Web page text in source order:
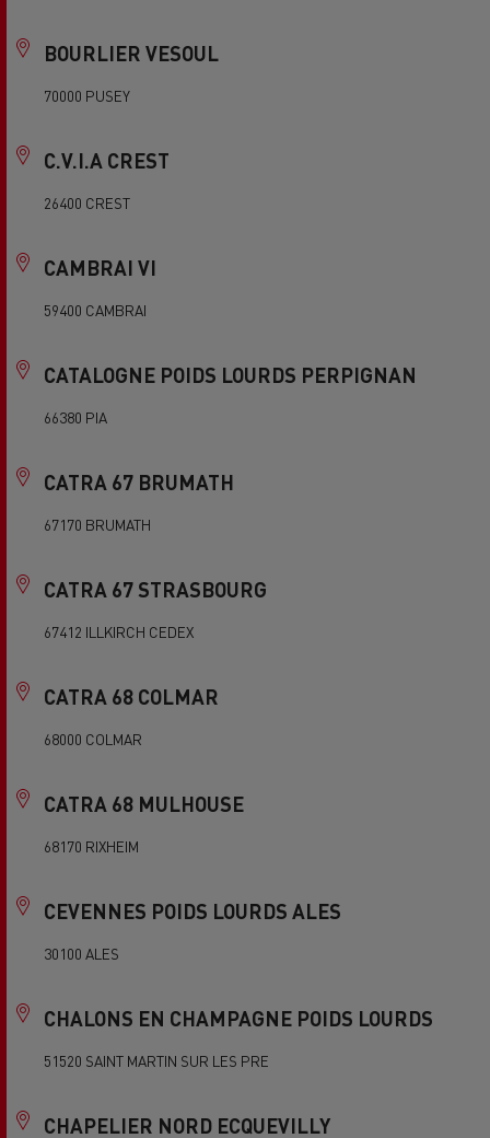
BOURLIER VESOUL
70000 PUSEY
C.V.I.A CREST
26400 CREST
CAMBRAI VI
59400 CAMBRAI
CATALOGNE POIDS LOURDS PERPIGNAN
66380 PIA
CATRA 67 BRUMATH
67170 BRUMATH
CATRA 67 STRASBOURG
67412 ILLKIRCH CEDEX
CATRA 68 COLMAR
68000 COLMAR
CATRA 68 MULHOUSE
68170 RIXHEIM
CEVENNES POIDS LOURDS ALES
30100 ALES
CHALONS EN CHAMPAGNE POIDS LOURDS
51520 SAINT MARTIN SUR LES PRE
CHAPELIER NORD ECQUEVILLY